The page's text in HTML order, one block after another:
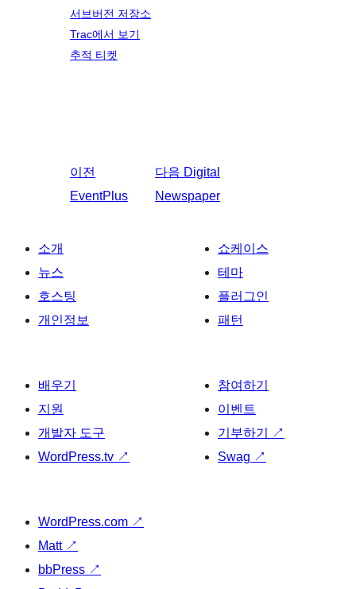
서브버전 저장소
Trac에서 보기
추적 티켓
이전
EventPlus
다음 Digital
Newspaper
소개
뉴스
호스팅
개인정보
쇼케이스
테마
플러그인
패턴
배우기
지원
개발자 도구
WordPress.tv ↗
참여하기
이벤트
기부하기
↗
Swag ↗
WordPress.com ↗
Matt ↗
bbPress ↗